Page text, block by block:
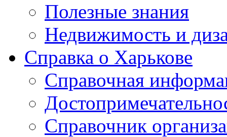
Полезные знания
Недвижимость и
Справка о Харькове
Справочная
Справочник